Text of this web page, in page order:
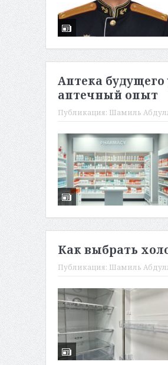
Аптека
аптечный опыт
Публикация: Шамиль
Как выбрать
Публикация: Шамиль